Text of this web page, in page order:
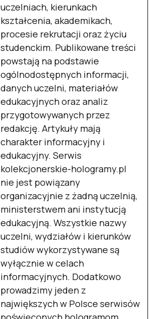
uczelniach, kierunkach
kształcenia, akademikach,
procesie rekrutacji oraz życiu
studenckim. Publikowane treści
powstają na podstawie
ogólnodostępnych informacji,
danych uczelni, materiałów
edukacyjnych oraz analiz
przygotowywanych przez
redakcję. Artykuły mają
charakter informacyjny i
edukacyjny. Serwis
kolekcjonerskie-hologramy.pl
nie jest powiązany
organizacyjnie z żadną uczelnią,
ministerstwem ani instytucją
edukacyjną. Wszystkie nazwy
uczelni, wydziałów i kierunków
studiów wykorzystywane są
wyłącznie w celach
informacyjnych. Dodatkowo
prowadzimy jeden z
największych w Polsce serwisów